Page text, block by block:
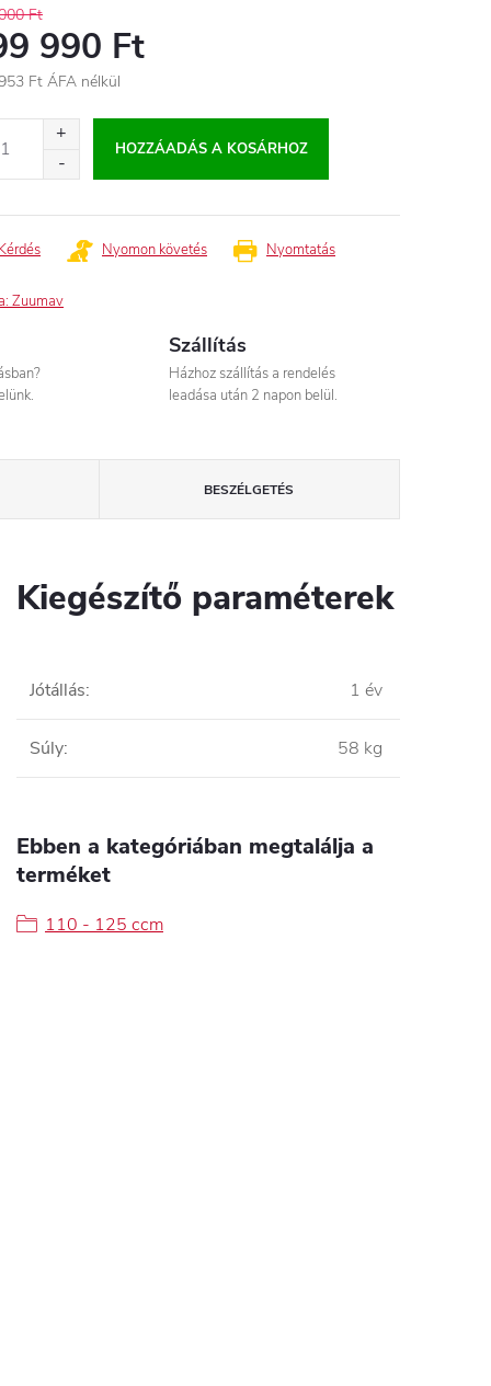
Ft
990 Ft
Ft ÁFA nélkül
HOZZÁADÁS A KOSÁRHOZ
Nyomtatás
Nyomon követés
Zuumav
Szállítás
Házhoz szállítás a rendelés
leadása után 2 napon belül.
BESZÉLGETÉS
Kiegészítő paraméterek
Jótállás: 1 év
Súly: 58 kg
Ebben a kategóriában megtalálja a
terméket
110 - 125 ccm